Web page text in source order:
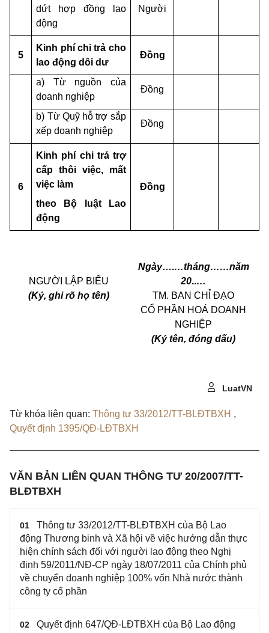
dứt hợp đồng lao
động
Người
5
Kinh phí chi trả cho
lao động dôi dư
Đồng
a) Từ nguồn của
doanh nghiệp
Đồng
b) Từ Quỹ hỗ trợ sắp
xếp doanh nghiệp
Đồng
6
Kinh phí chi trả trợ
cấp thôi việc, mất
việc làm
theo Bộ luật Lao
động
Đồng
NGƯỜI LẬP BIỂU
(Ký, ghi rõ họ tên)
Ngày….…tháng……năm
20..…
TM. BAN CHỈ ĐẠO
CỔ PHẦN HOÁ DOANH
NGHIỆP
(Ký tên, đóng dấu)
LuatVN
Từ khóa liên quan: Thông tư 33/2012/TT-BLĐTBXH ,
Quyết định 1395/QĐ-LĐTBXH
VĂN BẢN LIÊN QUAN THÔNG TƯ 20/2007/TT-
BLĐTBXH
01
Thông tư 33/2012/TT-BLĐTBXH của Bộ Lao
động Thương binh và Xã hội về việc hướng dẫn thực
hiện chính sách đối với người lao động theo Nghị
định 59/2011/NĐ-CP ngày 18/07/2011 của Chính phủ
về chuyển doanh nghiệp 100% vốn Nhà nước thành
công ty cổ phần
02
Quyết định 647/QĐ-LĐTBXH của Bộ Lao động